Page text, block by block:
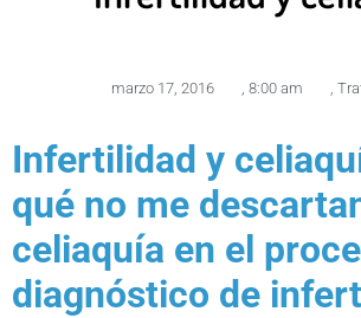
marzo 17, 2016 8:00 am
Infertilidad y
qué no me
celiaquía en el
diagnóstico de